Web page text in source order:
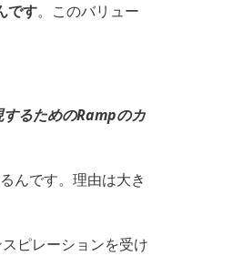
です。このバリュー
るためのRampのカ
んです。理由は大き
ピレーションを受け